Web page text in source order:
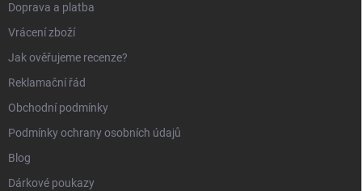
Doprava a platba
Vrácení zboží
Jak ověřujeme recenze?
Reklamační řád
Obchodní podmínky
Podmínky ochrany osobních údajů
Blog
Dárkové poukazy